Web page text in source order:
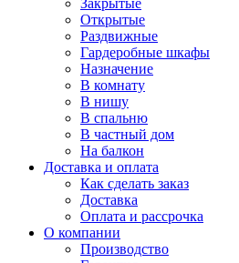
Закрытые
Открытые
Раздвижные
Гардеробные шкафы
Назначение
В комнату
В нишу
В спальню
В частный дом
На балкон
Доставка и оплата
Как сделать заказ
Доставка
Оплата и рассрочка
О компании
Производство